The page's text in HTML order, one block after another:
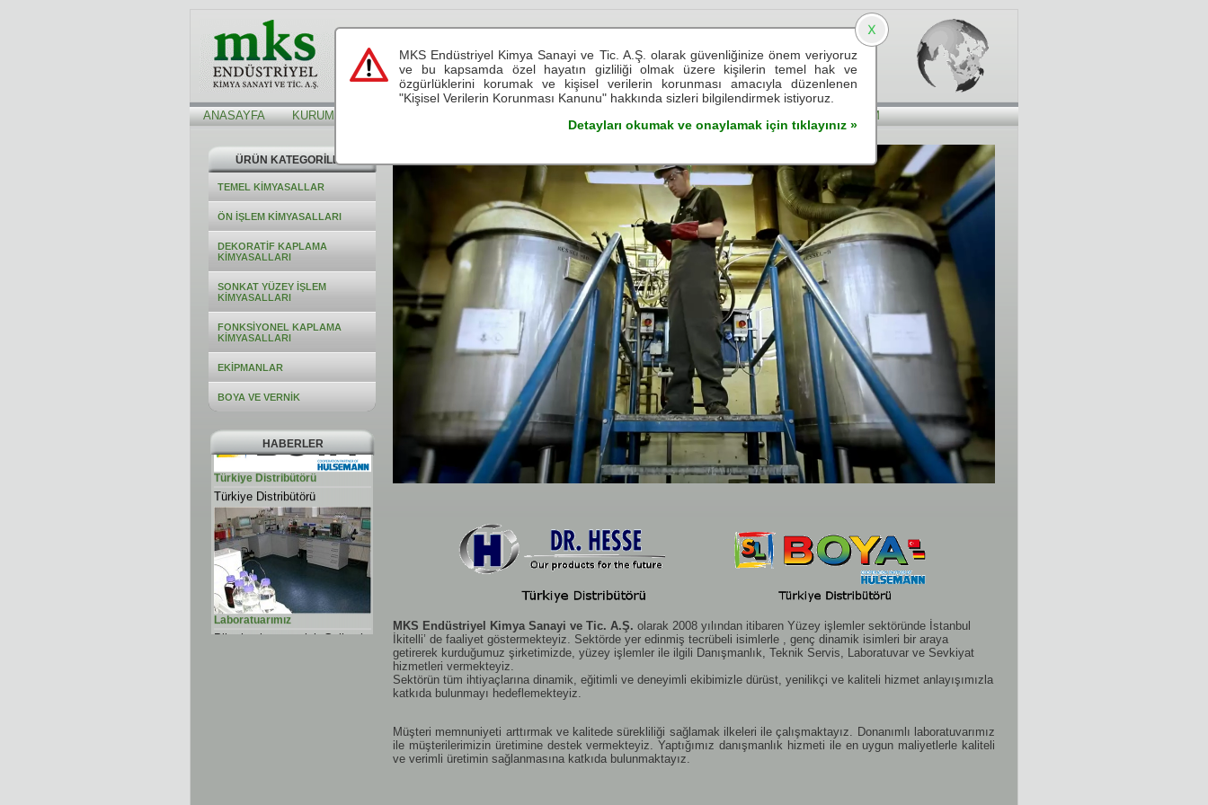
see.live.believe see.live.believe see.live.believe see.live.believe see.live.believe
ANASAYFA KURUMSAL İLETİŞİM
MKS Endüstriyel Kimya Sanayi ve Tic. A.Ş. olarak 2008 yılından itibaren Yüzey işlemler sektöründe İstanbul
İkitelli’ de faaliyet göstermekteyiz. Sektörde yer edinmiş tecrübeli isimlerle , genç dinamik isimleri bir araya
getirerek kurduğumuz şirketimizde, yüzey işlemler ile ilgili Danışmanlık, Teknik Servis, Laboratuvar ve Sevkiyat
hizmetleri vermekteyiz.
Sektörün tüm ihtiyaçlarına dinamik, eğitimli ve deneyimli ekibimizle dürüst, yenilikçi ve kaliteli hizmet anlayışımızla
katkıda bulunmayı hedeflemekteyiz.
Müşteri memnuniyeti arttırmak ve kalitede sürekliliği sağlamak ilkeleri ile çalışmaktayız. Donanımlı laboratuvarımız
ile müşterilerimizin üretimine destek vermekteyiz. Yaptığımız danışmanlık hizmeti ile en uygun maliyetlerle kaliteli
ve verimli üretimin sağlanmasına katkıda bulunmaktayız.
ÜRÜN KATEGORİLERİ
TEMEL KİMYASALLAR
ÖN İŞLEM KİMYASALLARI
DEKORATİF KAPLAMA
KİMYASALLARI
SONKAT YÜZEY İŞLEM
KİMYASALLARI
FONKSİYONEL KAPLAMA
KİMYASALLARI
EKİPMANLAR
BOYA VE VERNİK
HABERLER
Türkiye Distribütörü
Türkiye Distribütörü
Laboratuarımız
Pilot kaplama tesisi, Gelişmiş
MKS Endüstriyel Kimya Sanayi ve Tic. A.Ş. olarak güvenliğinize önem veriyoruz
ve bu kapsamda özel hayatın gizliliği olmak üzere kişilerin temel hak ve
özgürlüklerini korumak ve kişisel verilerin korunması amacıyla düzenlenen
"Kişisel Verilerin Korunması Kanunu" hakkında sizleri bilgilendirmek istiyoruz.
Detayları okumak ve onaylamak için tıklayınız »